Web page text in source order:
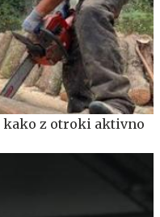
z otroki aktivno